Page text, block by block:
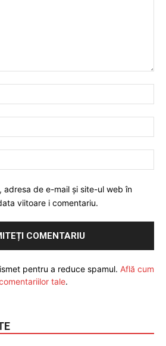
adresa de e-mail și site-ul web în
viitoare i comentariu.
pentru a reduce spamul. Află cum
tale.